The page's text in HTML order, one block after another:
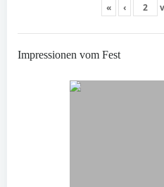
« ‹
Impressionen vom Fest